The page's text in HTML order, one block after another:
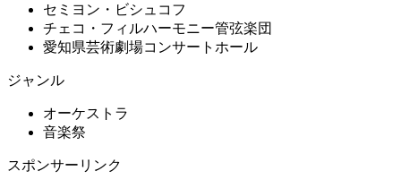
セミヨン・ビシュコフ
チェコ・フィルハーモニー管弦楽団
愛知県芸術劇場コンサートホール
ジャンル
オーケストラ
音楽祭
スポンサーリンク